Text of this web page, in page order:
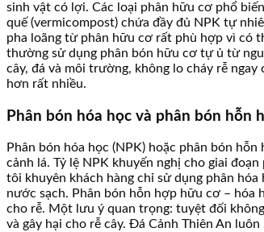
sinh vật có lợi. Các loại phân hữu cơ phổ
quế (vermicompost) chứa đầy đủ NPK tự
pha loãng từ phân hữu cơ rất phù hợp vì có
thường sử dụng phân bón hữu cơ tự ủ từ
cây, đá và môi trường, không lo cháy rễ
hơn rất nhiều.
Phân bón hóa học và phân bón hỗn
Phân bón hóa học (NPK) hoặc phân bón
cảnh lá. Tỷ lệ NPK khuyến nghị cho giai
tôi khuyên khách hàng chỉ sử dụng phân
nước sạch. Phân bón hỗn hợp hữu cơ – hóa
cho rễ. Một lưu ý quan trọng: tuyệt đối
và gây hại cho rễ cây. Đá Cảnh Thiên An